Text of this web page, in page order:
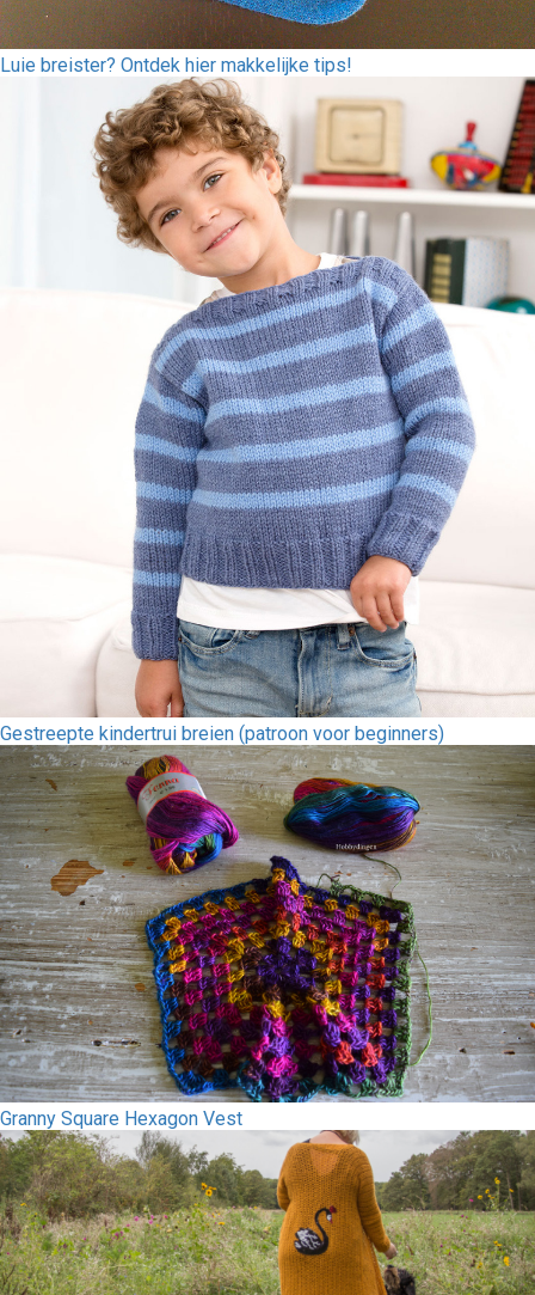
Luie breister? Ontdek hier makkelijke tips!
Gestreepte kindertrui breien (patroon voor beginners)
Granny Square Hexagon Vest